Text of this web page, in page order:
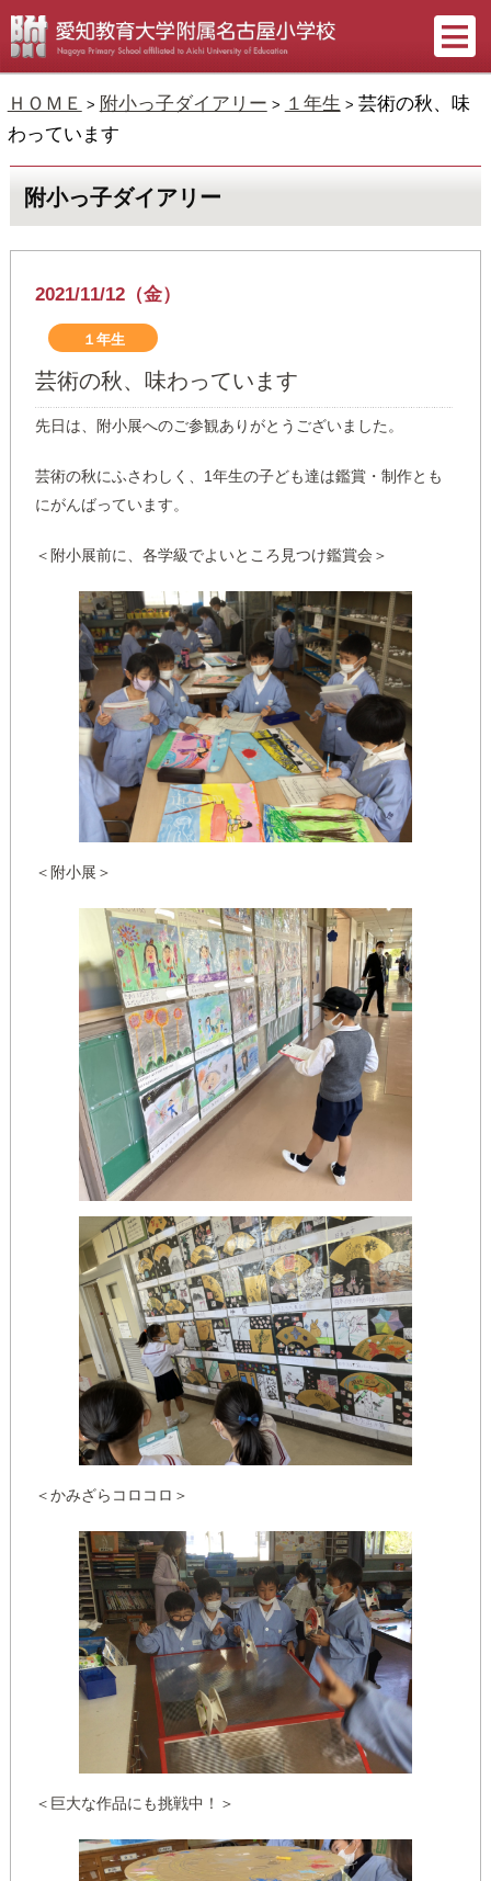
ＨＯＭＥ > 附小っ子ダイアリー > １年生 > 芸術の秋、味
わっています
附小っ子ダイアリー
2021/11/12（金）
１年生
芸術の秋、味わっています
先日は、附小展へのご参観ありがとうございました。
芸術の秋にふさわしく、1年生の子ども達は鑑賞・制作とも
にがんばっています。
＜附小展前に、各学級でよいところ見つけ鑑賞会＞
＜附小展＞
＜かみざらコロコロ＞
＜巨大な作品にも挑戦中！＞